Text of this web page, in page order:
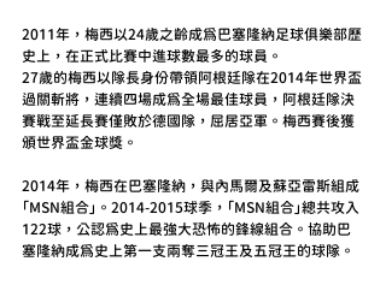
2011年，梅西以24歲之齡成為巴塞隆納足球俱樂部歷
史上，在正式比賽中進球數最多的球員。
27歲的梅西以隊長身份帶領阿根廷隊在2014年世界盃
過關斬將，連續四場成為全場最佳球員，阿根廷隊決
賽戰至延長賽僅敗於德國隊，屈居亞軍。梅西賽後獲
頒世界盃金球獎。
2014年，梅西在巴塞隆納，與內馬爾及蘇亞雷斯組成
「MSN組合」。2014-2015球季，「MSN組合」總共攻入
122球，公認為史上最強大恐怖的鋒線組合。協助巴
塞隆納成為史上第一支兩奪三冠王及五冠王的球隊。